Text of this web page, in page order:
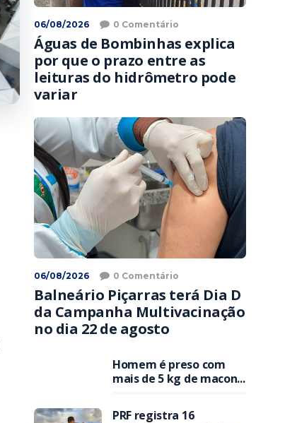
06/08/2026 0 Comentário
Águas de Bombinhas explica
por que o prazo entre as
leituras do hidrômetro pode
variar
06/08/2026 0 Comentário
Balneário Piçarras terá Dia D
da Campanha Multivacinação
no dia 22 de agosto
Homem é preso com
mais de 5 kg de macon...
PRF registra 16